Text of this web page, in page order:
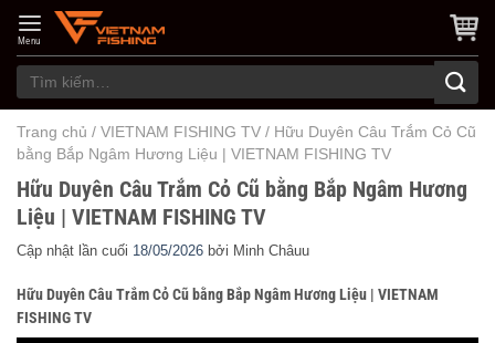
content
Menu
Tìm
kiếm:
Trang chủ / VIETNAM FISHING TV / Hữu Duyên Câu Trắm Cỏ Cũ
bằng Bắp Ngâm Hương Liệu | VIETNAM FISHING TV
Hữu Duyên Câu Trắm Cỏ Cũ bằng Bắp Ngâm Hương
Liệu | VIETNAM FISHING TV
Cập nhật lần cuối 18/05/2026 bởi Minh Châuu
Hữu Duyên Câu Trắm Cỏ Cũ bằng Bắp Ngâm Hương Liệu | VIETNAM
FISHING TV